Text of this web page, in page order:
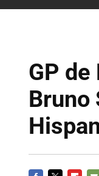
GP
Bruno